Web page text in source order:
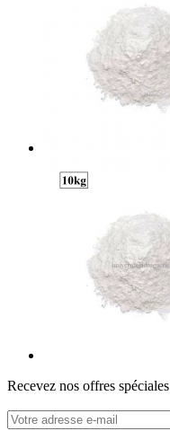
Recevez nos offres spéciales